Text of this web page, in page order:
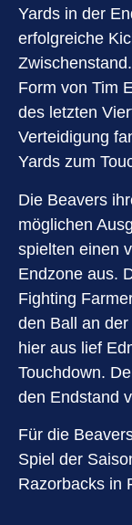
Yards in der
erfolgreiche
Form von Tim
des letzten
Verteidigung
Yards zum
Die Beavers
möglichen
spielten einen
Endzone aus.
Fighting
den Ball an
hier aus lief
Touchdown.
den Endstand
Für die
Spiel der
Razorbacks in